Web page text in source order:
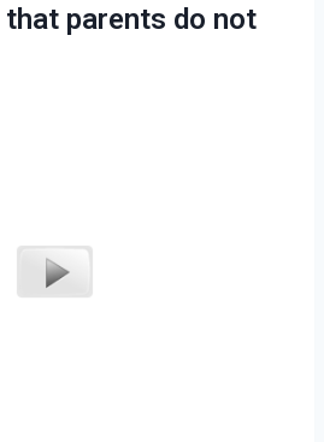
parents do not